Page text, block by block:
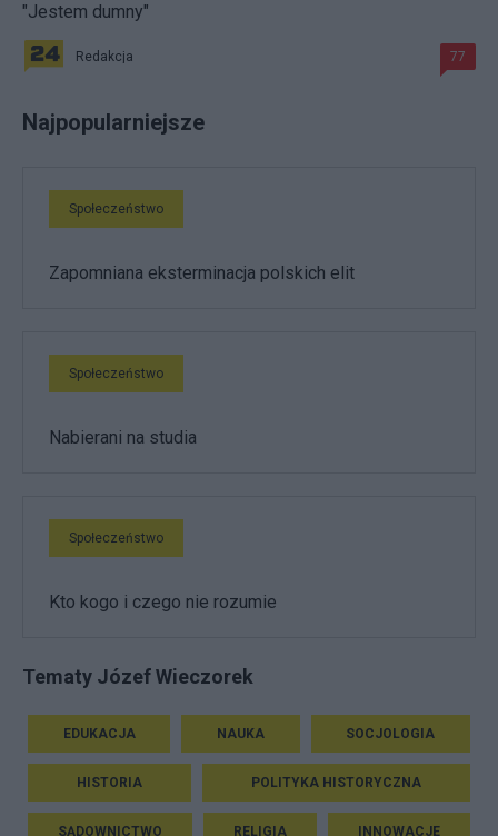
"Jestem dumny"
Redakcja 77
Najpopularniejsze
Społeczeństwo
Zapomniana eksterminacja polskich elit
Społeczeństwo
Nabierani na studia
Społeczeństwo
Kto kogo i czego nie rozumie
Tematy Józef Wieczorek
EDUKACJA NAUKA SOCJOLOGIA
HISTORIA POLITYKA HISTORYCZNA
SĄDOWNICTWO RELIGIA INNOWACJE